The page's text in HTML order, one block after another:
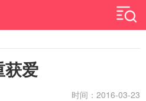
获爱
时间：2016-03-23